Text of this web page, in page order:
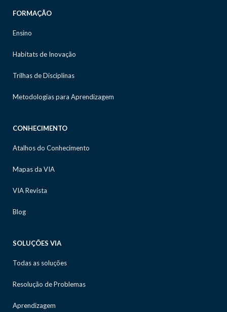
FORMAÇÃO
Ensino
Habitats de Inovação
Trilhas de Disciplinas
Metodologias para Aprendizagem
CONHECIMENTO
Atalhos do Conhecimento
Mapas da VIA
VIA Revista
Blog
SOLUÇÕES VIA
Todas as soluções
Resolução de Problemas
Aprendizagem